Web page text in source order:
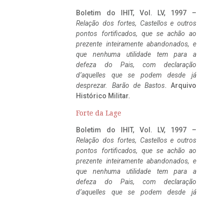
Boletim do IHIT, Vol. LV, 1997 –
Relação dos fortes, Castellos e outros
pontos fortificados, que se achão ao
prezente inteiramente abandonados, e
que nenhuma utilidade tem para a
defeza do Pais, com declaração
d’aquelles que se podem desde já
desprezar. Barão de Bastos. Arquivo
Histórico Militar.
Forte da Lage
Boletim do IHIT, Vol. LV, 1997 –
Relação dos fortes, Castellos e outros
pontos fortificados, que se achão ao
prezente inteiramente abandonados, e
que nenhuma utilidade tem para a
defeza do Pais, com declaração
d’aquelles que se podem desde já